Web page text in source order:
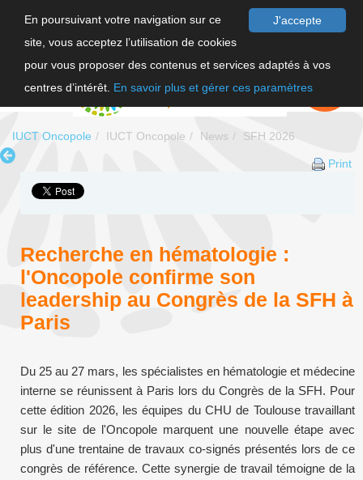
J'accepte
En poursuivant votre navigation sur ce
site, vous acceptez l’utilisation de cookies
pour vous proposer des contenus et services adaptés à vos
centres d’intérêt. En savoir plus et gérer ces paramètres
FAIRE UN
DON
IUCT Oncopole IUCT Oncopole News SFH 2026
Print
Recherche en hématologie :
l'Oncopole confirme son
leadership au Congrès de la SFH à
Paris
Du 25 au 27 mars, les spécialistes en hématologie et médecine
interne se réunissent à Paris lors du Congrès de la SFH. Pour
cette édition 2026, les équipes du CHU de Toulouse travaillant
sur le site de l'Oncopole marquent une nouvelle étape avec
plus d'une trentaine de travaux co-signés présentés lors de ce
congrès de référence. Cette synergie de travail témoigne de la